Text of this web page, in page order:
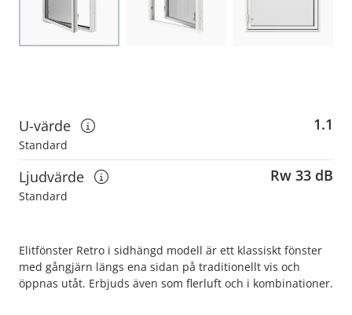
U-värde
Visa information om u-värden
Standard
1.1
Ljudvärde
Visa information om ljudvärden
Standard
Rw 33 dB
Elitfönster Retro i sidhängd modell är ett klassiskt fönster
med gångjärn längs ena sidan på traditionellt vis och
öppnas utåt. Erbjuds även som flerluft och i kombinationer.